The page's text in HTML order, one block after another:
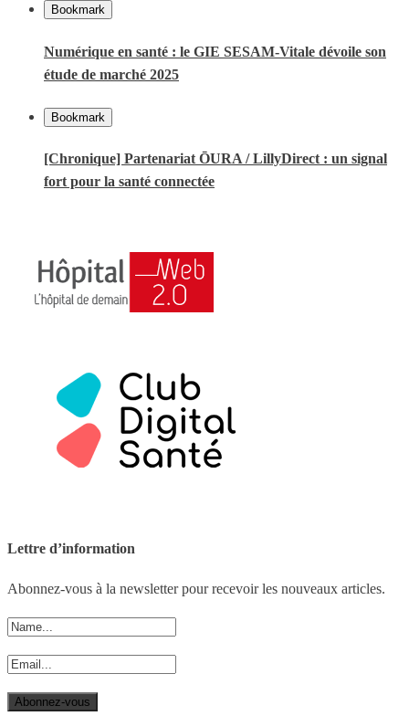
Bookmark
Numérique en santé : le GIE SESAM-Vitale dévoile son
étude de marché 2025
Bookmark
[Chronique] Partenariat ŌURA / LillyDirect : un signal
fort pour la santé connectée
Lettre d’information
Abonnez-vous à la newsletter pour recevoir les nouveaux articles.